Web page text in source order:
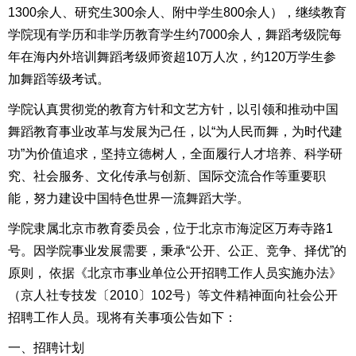
1300余人、研究生300余人、附中学生800余人），继续教育
学院现有学历和非学历教育学生约7000余人，舞蹈考级院每
年在海内外培训舞蹈考级师资超10万人次，约120万学生参
加舞蹈等级考试。
学院认真贯彻党的教育方针和文艺方针，以引领和推动中国
舞蹈教育事业改革与发展为己任，以“为人民而舞，为时代建
功”为价值追求，坚持立德树人，全面履行人才培养、科学研
究、社会服务、文化传承与创新、国际交流合作等重要职
能，努力建设中国特色世界一流舞蹈大学。
学院隶属北京市教育委员会，位于北京市海淀区万寿寺路1
号。因学院事业发展需要，秉承“公开、公正、竞争、择优”的
原则， 依据《北京市事业单位公开招聘工作人员实施办法》
（京人社专技发〔2010〕102号）等文件精神面向社会公开
招聘工作人员。现将有关事项公告如下：
一、招聘计划